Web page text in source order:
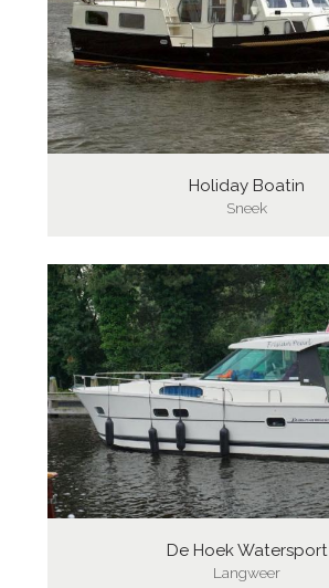
Holiday Boatin
Sneek
De Hoek Watersport
Langweer